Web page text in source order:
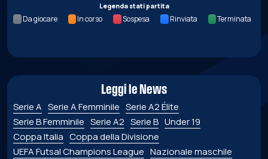
Legenda stati partita
Da giocare In corso Sospesa Rinviata Terminata
Leggi le News
Serie A Serie A Femminile Serie A2 Élite
Serie B Femminile Serie A2 Serie B Under 19
Coppa Italia Coppa della Divisione
UEFA Futsal Champions League Nazionale maschile